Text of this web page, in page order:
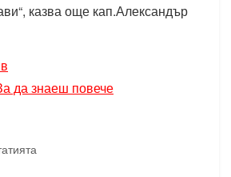
казва още кап.Александър